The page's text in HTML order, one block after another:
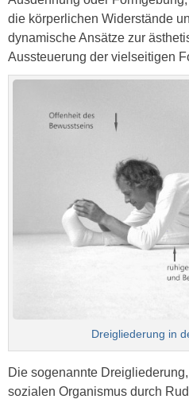
die körperlichen Widerstände
dynamische Ansätze zur
Aussteuerung der vielseitigen
Dreigliederung in
Die sogenannte
sozialen Organismus durch